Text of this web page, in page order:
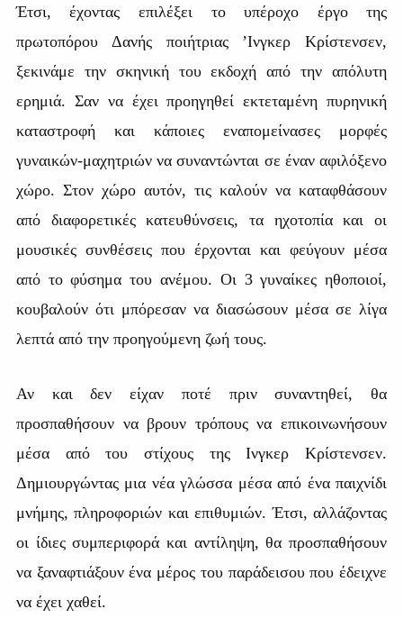
Έτσι, έχοντας επιλέξει το υπέροχο έργο της
πρωτοπόρου Δανής ποιήτριας ’Ινγκερ Κρίστενσεν,
ξεκινάμε την σκηνική του εκδοχή από την απόλυτη
ερημιά. Σαν να έχει προηγηθεί εκτεταμένη πυρηνική
καταστροφή και κάποιες εναπομείνασες μορφές
γυναικών-μαχητριών να συναντώνται σε έναν αφιλόξενο
χώρο. Στον χώρο αυτόν, τις καλούν να καταφθάσουν
από διαφορετικές κατευθύνσεις, τα ηχοτοπία και οι
μουσικές συνθέσεις που έρχονται και φεύγουν μέσα
από το φύσημα του ανέμου. Οι 3 γυναίκες ηθοποιοί,
κουβαλούν ότι μπόρεσαν να διασώσουν μέσα σε λίγα
λεπτά από την προηγούμενη ζωή τους.
Αν και δεν είχαν ποτέ πριν συναντηθεί, θα
προσπαθήσουν να βρουν τρόπους να επικοινωνήσουν
μέσα από του στίχους της Ινγκερ Κρίστενσεν.
Δημιουργώντας μια νέα γλώσσα μέσα από ένα παιχνίδι
μνήμης, πληροφοριών και επιθυμιών. Έτσι, αλλάζοντας
οι ίδιες συμπεριφορά και αντίληψη, θα προσπαθήσουν
να ξαναφτιάξουν ένα μέρος του παράδεισου που έδειχνε
να έχει χαθεί.